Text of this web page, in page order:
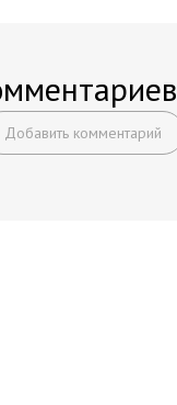
Добавить комментарий